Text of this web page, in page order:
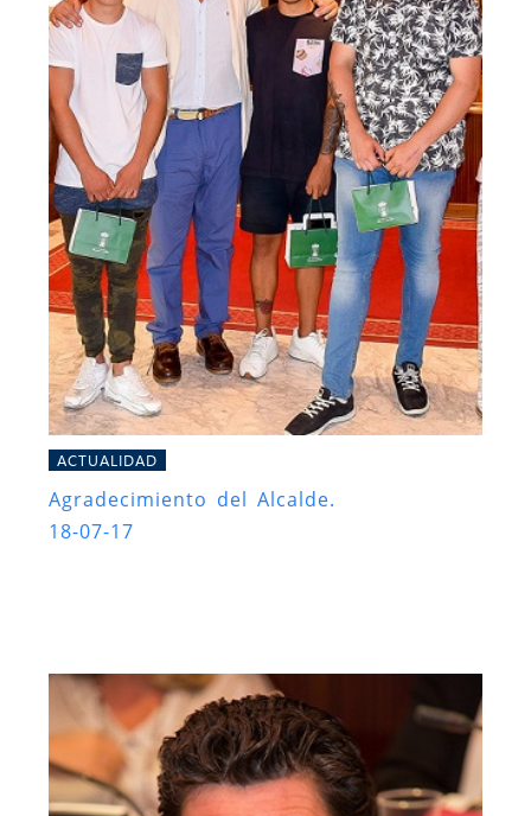
ACTUALIDAD
Agradecimiento del Alcalde.
18-07-17